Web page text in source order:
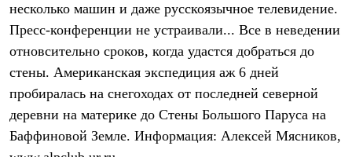
Штормовая одежда
Куртки
Софтшелл одежда
Куртки
Брюки
Флисовая одежда
Куртки
Брюки
Жилеты
несколько машин и даже русскоязычное телевидение.
Пресс-конференции не устраивали... Все в неведении
отновсительно сроков, когда удастся добраться до
стены. Американская экспедиция аж 6 дней
пробиралась на снегоходах от последней северной
деревни на материке до Стены Большого Паруса на
Баффиновой Земле. Информация: Алексей Мясников,